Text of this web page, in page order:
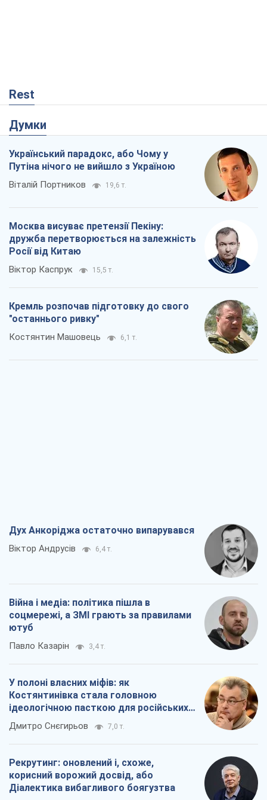
Rest
Думки
Український парадокс, або Чому у
Путіна нічого не вийшло з Україною
Віталій Портников 19,6 т.
Москва висуває претензії Пекіну:
дружба перетворюється на залежність
Росії від Китаю
Віктор Каспрук 15,5 т.
Кремль розпочав підготовку до свого
"останнього ривку"
Костянтин Машовець 6,1 т.
Дух Анкоріджа остаточно випарувався
Віктор Андрусів 6,4 т.
Війна і медіа: політика пішла в
соцмережі, а ЗМІ грають за правилами
ютуб
Павло Казарін 3,4 т.
У полоні власних міфів: як
Костянтинівка стала головною
ідеологічною пасткою для російських
окупантів
Дмитро Снєгирьов 7,0 т.
Рекрутинг: оновлений і, схоже,
корисний ворожий досвід, або
Діалектика вибагливого боягузтва